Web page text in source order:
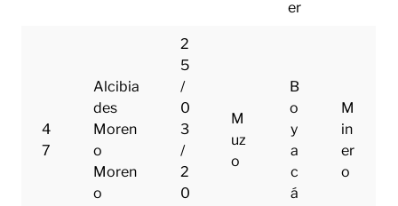
er
4
7
Alcibia
des
Moren
o
Moren
o
2
5
/
0
3
/
2
0
M
uz
o
B
o
y
a
c
á
M
in
er
o